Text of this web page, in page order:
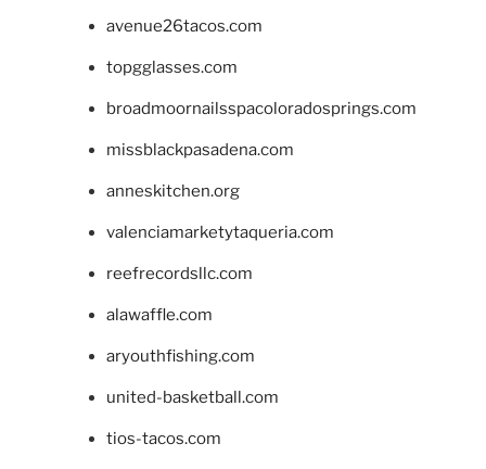
avenue26tacos.com
topgglasses.com
broadmoornailsspacoloradosprings.com
missblackpasadena.com
anneskitchen.org
valenciamarketytaqueria.com
reefrecordsllc.com
alawaffle.com
aryouthfishing.com
united-basketball.com
tios-tacos.com